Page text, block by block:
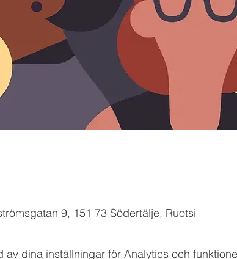
9, 151 73 Södertälje, Ruotsi
dina inställningar för Analytics och